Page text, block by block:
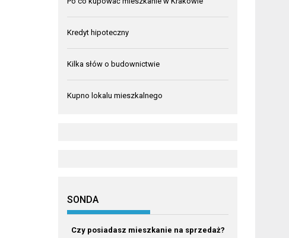
Kredyt hipoteczny
Kilka słów o budownictwie
Kupno lokalu mieszkalnego
SONDA
Czy posiadasz mieszkanie na sprzedaż?